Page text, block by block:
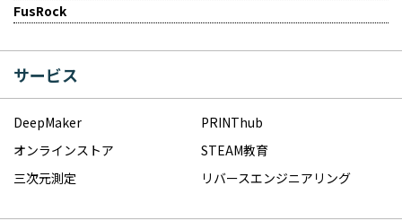
FusRock
サービス
DeepMaker
PRINThub
オンラインストア
STEAM教育
三次元測定
リバースエンジニアリング